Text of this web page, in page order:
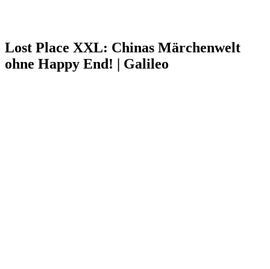
Lost Place XXL: Chinas Märchenwelt
ohne Happy End! | Galileo